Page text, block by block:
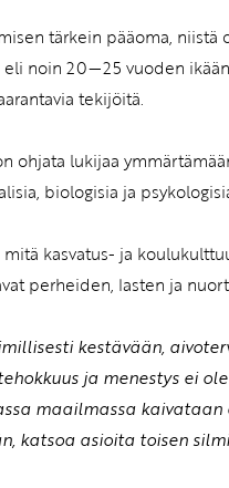
tärkein pääoma,
noin 20—25 vuoden
tekijöitä.
ohjata lukijaa
biologisia ja
kasvatus- ja
perheiden, lasten ja
kestävään,
ja menestys ei
maailmassa
katsoa asioita toisen